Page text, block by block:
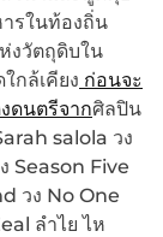
ารในท้องถิ่น
งวัตถุดิบใน
กล้เคียง ก่อนจะ
ดนตรีจากศิลปิน
salola วง
Season Five
วง No One
ลำไย ไห